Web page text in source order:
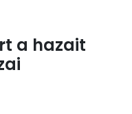
a hazait